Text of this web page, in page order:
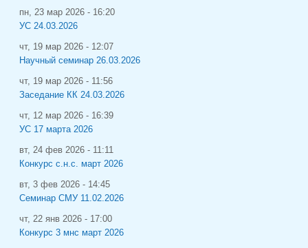
пн, 23 мар 2026 - 16:20
УС 24.03.2026
чт, 19 мар 2026 - 12:07
Научный семинар 26.03.2026
чт, 19 мар 2026 - 11:56
Заседание КК 24.03.2026
чт, 12 мар 2026 - 16:39
УС 17 марта 2026
вт, 24 фев 2026 - 11:11
Конкурс с.н.с. март 2026
вт, 3 фев 2026 - 14:45
Семинар СМУ 11.02.2026
чт, 22 янв 2026 - 17:00
Конкурс 3 мнс март 2026